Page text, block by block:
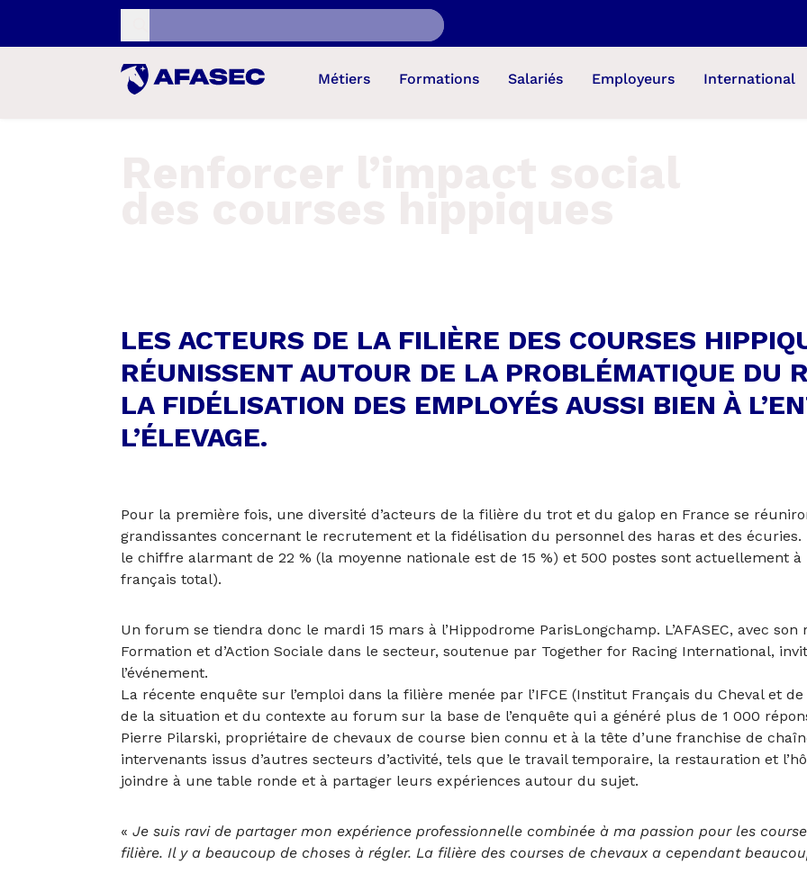
Métiers Formations Salariés Employeurs International
LES ACTEURS DE LA FILIÈRE DES COURSES
RÉUNISSENT AUTOUR DE LA PROBLÉMATIQUE DU
LA FIDÉLISATION DES EMPLOYÉS AUSSI BIEN À
L’ÉLEVAGE.
Pour la première fois, une diversité d’acteurs de la filière du trot et du galop en France se
grandissantes concernant le recrutement et la fidélisation du personnel des haras et des
le chiffre alarmant de 22 % (la moyenne nationale est de 15 %) et 500 postes sont actuellement à
français total).
Un forum se tiendra donc le mardi 15 mars à l’Hippodrome ParisLongchamp. L’AFASEC, avec son
Formation et d’Action Sociale dans le secteur, soutenue par Together for Racing International,
l’événement.
La récente enquête sur l’emploi dans la filière menée par l’IFCE (Institut Français du Cheval et
de la situation et du contexte au forum sur la base de l’enquête qui a généré plus de 1 000
Pierre Pilarski, propriétaire de chevaux de course bien connu et à la tête d’une franchise de
intervenants issus d’autres secteurs d’activité, tels que le travail temporaire, la restauration et
joindre à une table ronde et à partager leurs expériences autour du sujet.
«Je suis ravi de partager mon expérience professionnelle combinée à ma passion pour les
filière. Il y a beaucoup de choses à régler. La filière des courses de chevaux a cependant